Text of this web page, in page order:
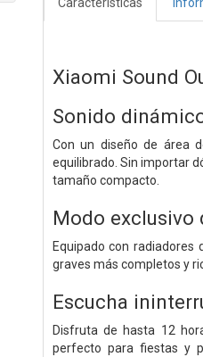
Xiaomi Sound
Sonido
Con un diseño de área
equilibrado. Sin importar
tamaño compacto.
Modo exclusivo
Equipado con
graves más completos y
Escucha
Disfruta de hasta 12
perfecto para fiestas y